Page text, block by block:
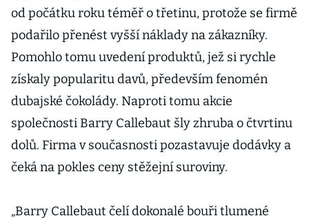
od počátku roku téměř o třetinu, protože se firmě
podařilo přenést vyšší náklady na zákazníky.
Pomohlo tomu uvedení produktů, jež si rychle
získaly popularitu davů, především fenomén
dubajské čokolády. Naproti tomu akcie
společnosti Barry Callebaut šly zhruba o čtvrtinu
dolů. Firma v současnosti pozastavuje dodávky a
čeká na pokles ceny stěžejní suroviny.
„Barry Callebaut čelí dokonalé bouři tlumené